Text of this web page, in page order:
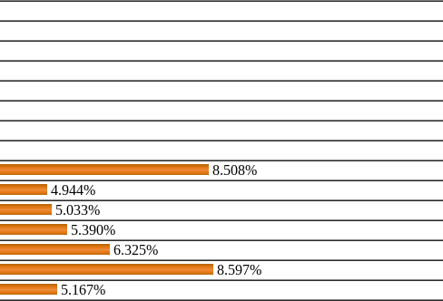
8.508%
4.944%
5.033%
5.390%
6.325%
8.597%
5.167%